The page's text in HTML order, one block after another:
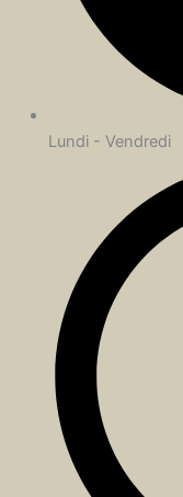
Lundi - Vendredi